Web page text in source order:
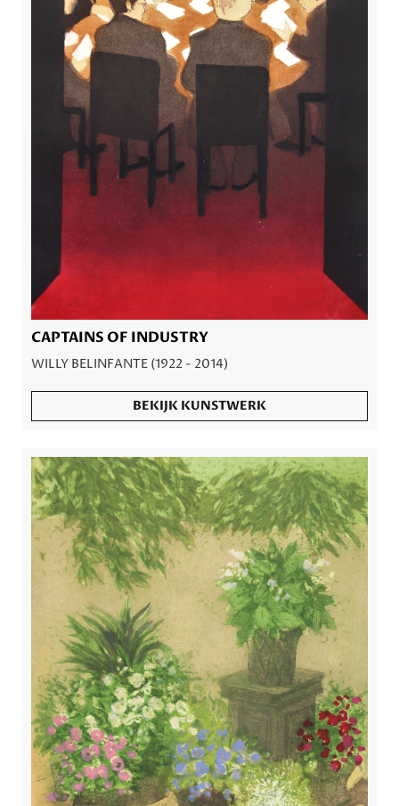
CAPTAINS OF INDUSTRY
WILLY BELINFANTE (1922 - 2014)
BEKIJK KUNSTWERK